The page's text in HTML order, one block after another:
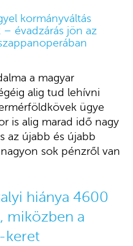
kormányváltás
évadzárás jön az
a magyar
alig tud lehívni
ügye
is alig marad idő nagy
az újabb és újabb
sok pénzről van
hiánya 4600
miközben a
keret